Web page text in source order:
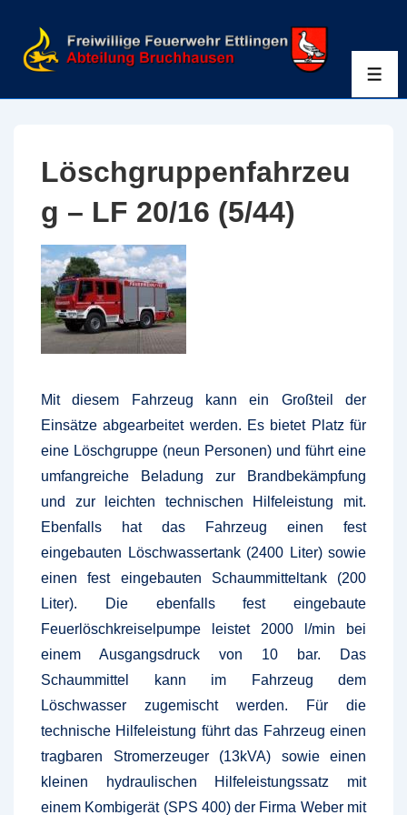
Inhalt
Löschgruppenfahrzeu
g – LF 20/16 (5/44)
Mit diesem Fahrzeug kann ein Großteil der
Einsätze abgearbeitet werden. Es bietet Platz für
eine Löschgruppe (neun Personen) und führt eine
umfangreiche Beladung zur Brandbekämpfung
und zur leichten technischen Hilfeleistung mit.
Ebenfalls hat das Fahrzeug einen fest
eingebauten Löschwassertank (2400 Liter) sowie
einen fest eingebauten Schaummitteltank (200
Liter). Die ebenfalls fest eingebaute
Feuerlöschkreiselpumpe leistet 2000 l/min bei
einem Ausgangsdruck von 10 bar. Das
Schaummittel kann im Fahrzeug dem
Löschwasser zugemischt werden. Für die
technische Hilfeleistung führt das Fahrzeug einen
tragbaren Stromerzeuger (13kVA) sowie einen
kleinen hydraulischen Hilfeleistungssatz mit
einem Kombigerät (SPS 400) der Firma Weber mit